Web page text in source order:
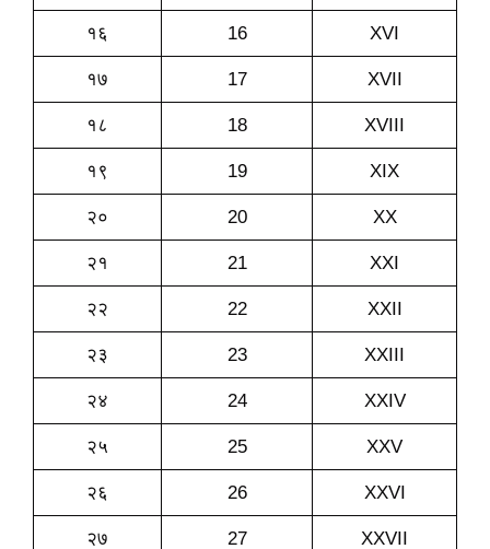
१६ 16 XVI
१७ 17 XVII
१८ 18 XVIII
१९ 19 XIX
२० 20 XX
२१ 21 XXI
२२ 22 XXII
२३ 23 XXIII
२४ 24 XXIV
२५ 25 XXV
२६ 26 XXVI
२७ 27 XXVII